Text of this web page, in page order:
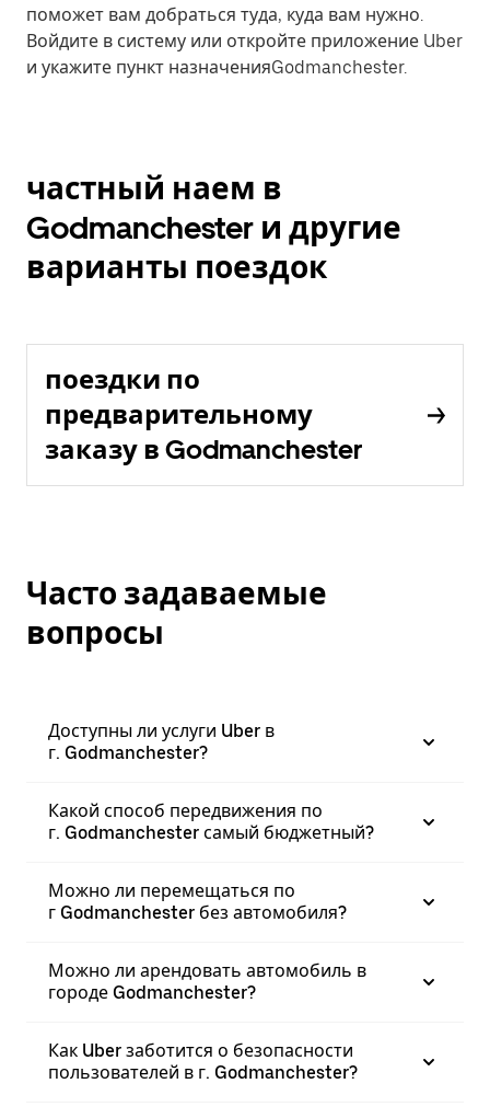
поможет вам добраться туда, куда вам нужно.
Войдите в систему или откройте приложение Uber
и укажите пункт назначенияGodmanchester.
частный наем в
Godmanchester и другие
варианты поездок
поездки по
предварительному
заказу в Godmanchester
Часто задаваемые
вопросы
Доступны ли услуги Uber в
г. Godmanchester?
Какой способ передвижения по
г. Godmanchester самый бюджетный?
Можно ли перемещаться по
г Godmanchester без автомобиля?
Можно ли арендовать автомобиль в
городе Godmanchester?
Как Uber заботится о безопасности
пользователей в г. Godmanchester?